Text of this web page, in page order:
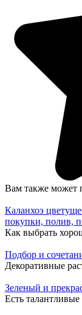
Вам также может
Каланхоэ
покупки, полив,
Как выбрать
Подбор и
Декоративные
Зеленый и
Есть